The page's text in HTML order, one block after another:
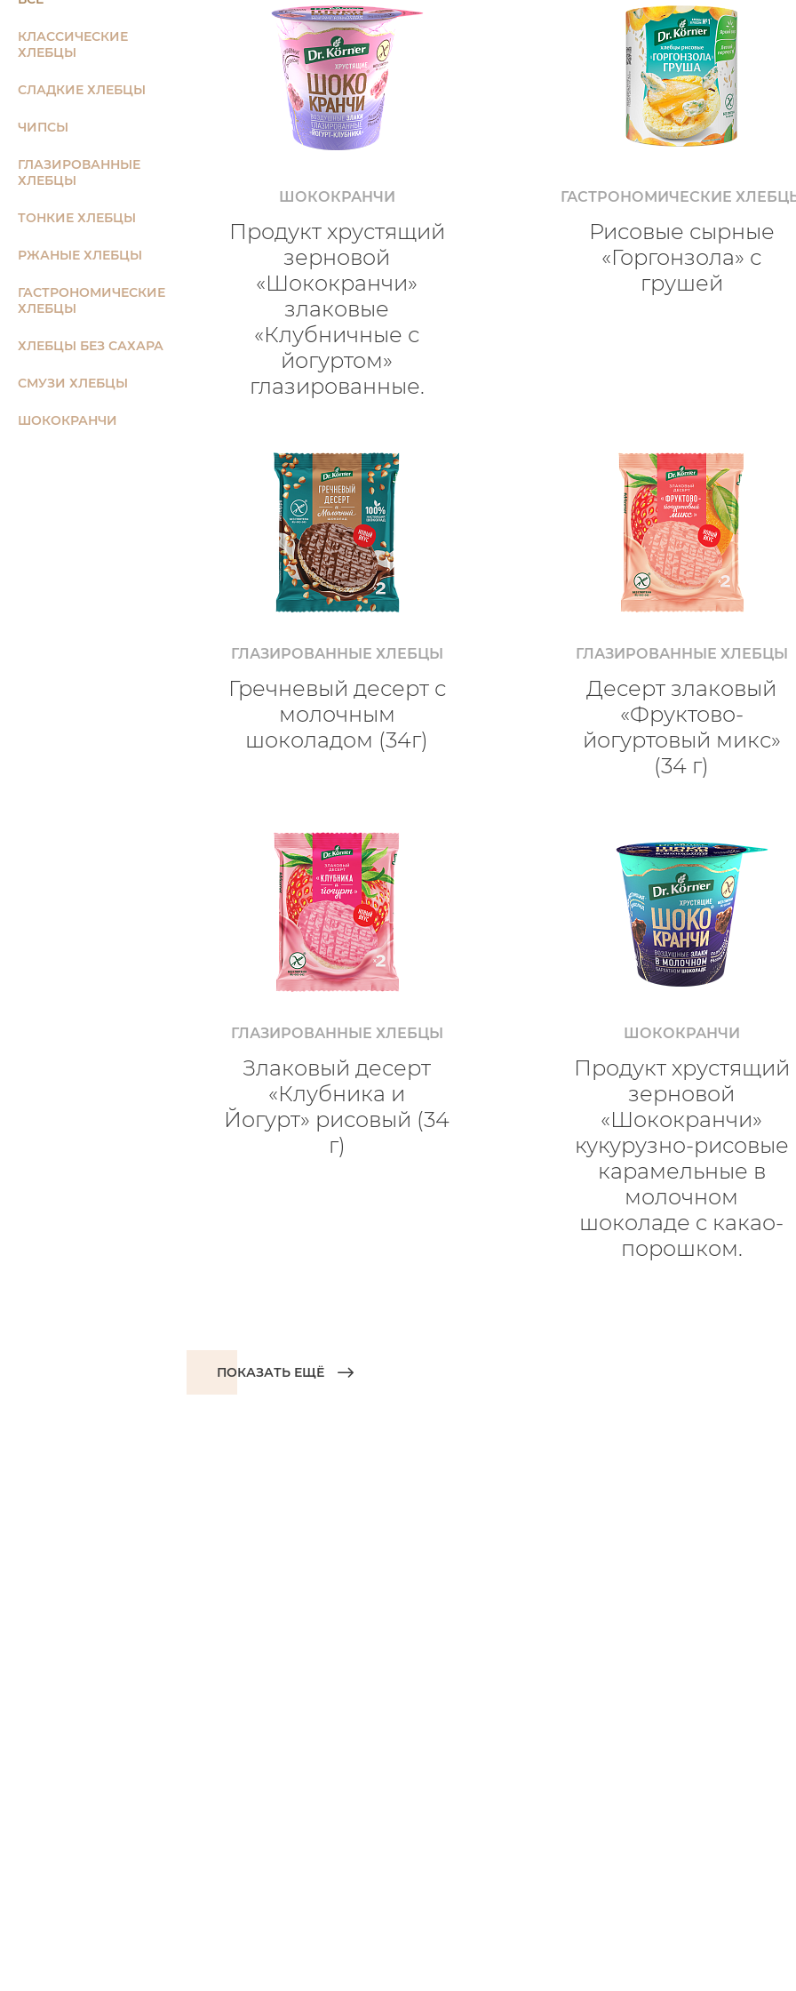
КЛАССИЧЕСКИЕ
ХЛЕБЦЫ
СЛАДКИЕ ХЛЕБЦЫ
ЧИПСЫ
ГЛАЗИРОВАННЫЕ
ХЛЕБЦЫ
ТОНКИЕ ХЛЕБЦЫ
РЖАНЫЕ ХЛЕБЦЫ
ГАСТРОНОМИЧЕСКИЕ
ХЛЕБЦЫ
ХЛЕБЦЫ БЕЗ САХАРА
СМУЗИ ХЛЕБЦЫ
ШОКОКРАНЧИ
ШОКОКРАНЧИ
Продукт хрустящий
зерновой
«Шококранчи»
злаковые
«Клубничные с
йогуртом»
глазированные.
ГАСТРОНОМИЧЕСКИЕ
Рисовые сырные
«Горгонзола» с
грушей
ГЛАЗИРОВАННЫЕ ХЛЕБЦЫ
Гречневый десерт с
молочным
шоколадом (34г)
ГЛАЗИРОВАННЫЕ ХЛЕБЦЫ
Десерт злаковый
«Фруктово-
йогуртовый микс»
(34 г)
ГЛАЗИРОВАННЫЕ ХЛЕБЦЫ
Злаковый десерт
«Клубника и
Йогурт» рисовый (34
г)
ШОКОКРАНЧИ
Продукт хрустящий
зерновой
«Шококранчи»
кукурузно-рисовые
карамельные в
молочном
шоколаде c какао-
порошком.
ПОКАЗАТЬ ЕЩЁ